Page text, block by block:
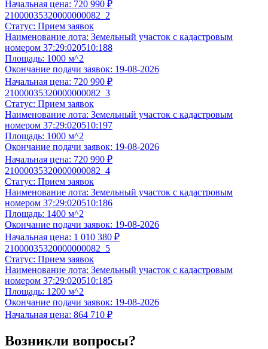
По 44-ФЗ, 178-ФЗ, 127-ФЗ, 229-ФЗ, коммерческая
15 900 ₽
Анализ документации по торгам по реализации
соответствии с ФЗ №178-ФЗ, 26-ПП, 570-ПП, 769-ПП и
Формирование списка документов, необходимых для
Подготовка заявки в течение
Клиентом;
Проверка на соответствие представленных документов.
Выбрать услугу
Начальная цена: 720 990 ₽
21000035320000000082_2
Статус: Прием заявок
Наименование лота: Земельный участок с кадастровым
номером 37:29:020510:188
Площадь: 1000 м^2
Окончание подачи заявок: 19-08-2026
Начальная цена: 720 990 ₽
21000035320000000082_3
Статус: Прием заявок
Наименование лота: Земельный участок с кадастровым
номером 37:29:020510:197
Площадь: 1000 м^2
Окончание подачи заявок: 19-08-2026
Начальная цена: 720 990 ₽
21000035320000000082_4
Статус: Прием заявок
Наименование лота: Земельный участок с кадастровым
номером 37:29:020510:186
Площадь: 1400 м^2
Окончание подачи заявок: 19-08-2026
Начальная цена: 1 010 380 ₽
21000035320000000082_5
Статус: Прием заявок
Наименование лота: Земельный участок с кадастровым
номером 37:29:020510:185
Площадь: 1200 м^2
Окончание подачи заявок: 19-08-2026
Начальная цена: 864 710 ₽
Возникли вопросы?